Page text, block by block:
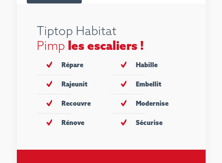
Tiptop Habitat
Pimp les escaliers !
Répare
Rajeunit
Recouvre
Rénove
Habille
Embellit
Modernise
Sécurise